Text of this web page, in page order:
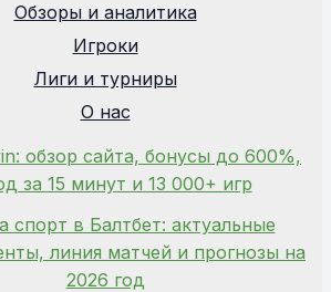
Обзоры и аналитика
Игроки
Лиги и турниры
О нас
обзор сайта, бонусы до 600%,
за 15 минут и 13 000+ игр
спорт в Балтбет: актуальные
линия матчей и прогнозы на
2026 год